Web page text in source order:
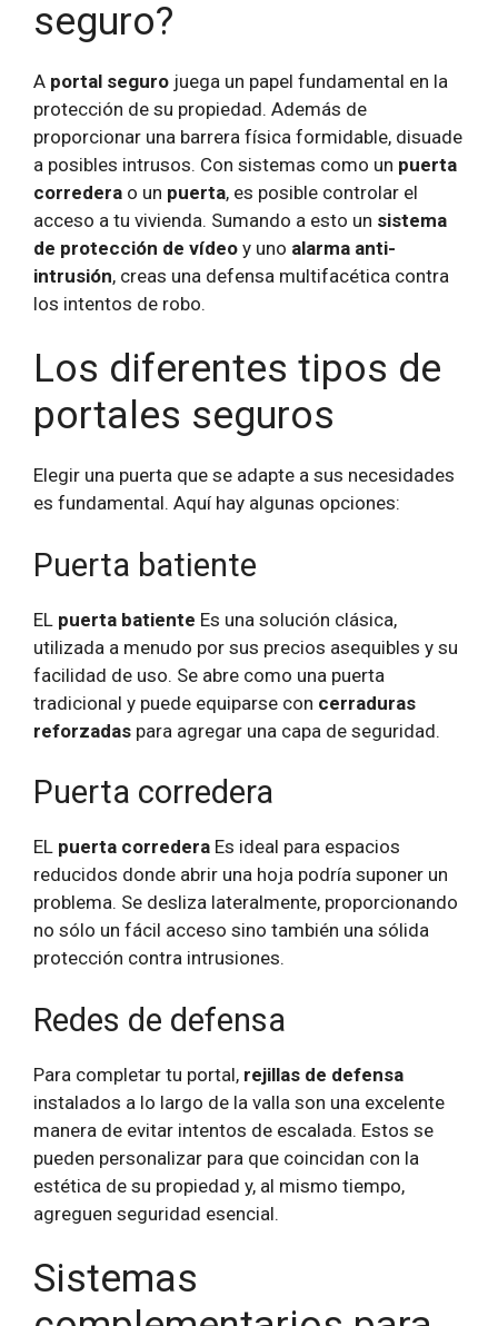
seguro?
A portal seguro juega un papel fundamental en la
protección de su propiedad. Además de
proporcionar una barrera física formidable, disuade
a posibles intrusos. Con sistemas como un puerta
corredera o un puerta, es posible controlar el
acceso a tu vivienda. Sumando a esto un sistema
de protección de vídeo y uno alarma anti-
intrusión, creas una defensa multifacética contra
los intentos de robo.
Los diferentes tipos de
portales seguros
Elegir una puerta que se adapte a sus necesidades
es fundamental. Aquí hay algunas opciones:
Puerta batiente
EL puerta batiente Es una solución clásica,
utilizada a menudo por sus precios asequibles y su
facilidad de uso. Se abre como una puerta
tradicional y puede equiparse con cerraduras
reforzadas para agregar una capa de seguridad.
Puerta corredera
EL puerta corredera Es ideal para espacios
reducidos donde abrir una hoja podría suponer un
problema. Se desliza lateralmente, proporcionando
no sólo un fácil acceso sino también una sólida
protección contra intrusiones.
Redes de defensa
Para completar tu portal, rejillas de defensa
instalados a lo largo de la valla son una excelente
manera de evitar intentos de escalada. Estos se
pueden personalizar para que coincidan con la
estética de su propiedad y, al mismo tiempo,
agreguen seguridad esencial.
Sistemas